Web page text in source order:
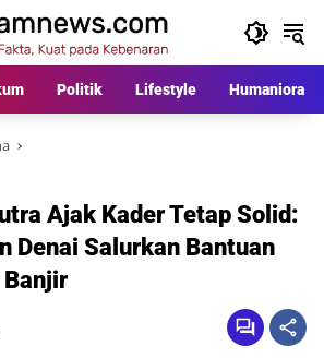
Politik Lifestyle Humaniora
Ajak Kader Tetap Solid:
Denai Salurkan Bantuan
Banjir